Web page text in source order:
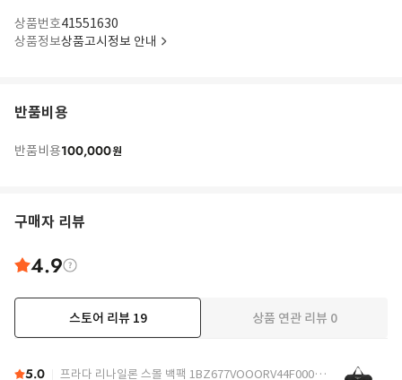
상품번호41551630
상품정보상품고시정보 안내
반품비용
반품비용100,000원
구매자 리뷰
4.9
스토어 리뷰 19 상품 연관 리뷰 0
5.0 프라다 리나일론 스몰 백팩 1BZ677VOOORV44F0002 Black